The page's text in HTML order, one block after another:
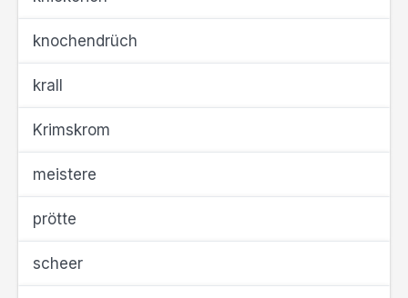
knochendrüch
krall
Krimskrom
meistere
prötte
scheer